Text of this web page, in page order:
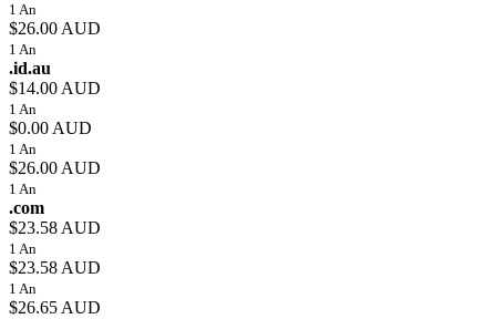
1 An
$26.00 AUD
1 An
.id.au
$14.00 AUD
1 An
$0.00 AUD
1 An
$26.00 AUD
1 An
.com
$23.58 AUD
1 An
$23.58 AUD
1 An
$26.65 AUD